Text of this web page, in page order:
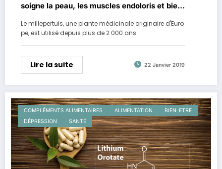
soigne la peau, les muscles endoloris et bien
Le millepertuis, une plante médicinale originaire d'Euro
pe, est utilisé depuis plus de 2 000 ans…
Lire la suite 22 Janvier 2019
COMPLÉMENTS ALIMENTAIRES ALIMENTATION
BIEN-ETRE
DÉPRESSION
SANTÉ